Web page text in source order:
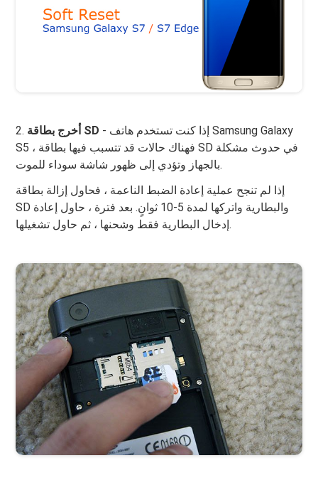
2. أخرج بطاقة SD - إذا كنت تستخدم هاتف Samsung Galaxy
S5 ، فهناك حالات قد تتسبب فيها بطاقة SD في حدوث مشكلة
بالجهاز وتؤدي إلى ظهور شاشة سوداء للموت.
إذا لم تنجح عملية إعادة الضبط الناعمة ، فحاول إزالة بطاقة
SD والبطارية واتركها لمدة 5-10 ثوانٍ. بعد فترة ، حاول إعادة
إدخال البطارية فقط وشحنها ، ثم حاول تشغيلها.